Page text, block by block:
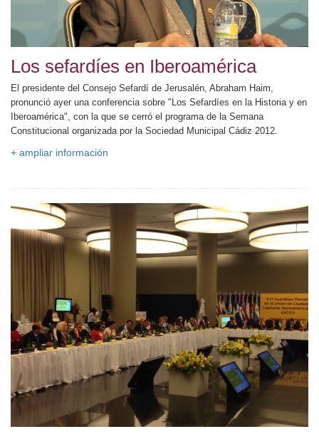
Los sefardíes en Iberoamérica
El presidente del Consejo Sefardí de Jerusalén, Abraham Haim,
pronunció ayer una conferencia sobre "Los Sefardíes en la Historia y en
Iberoamérica", con la que se cerró el programa de la Semana
Constitucional organizada por la Sociedad Municipal Cádiz 2012.
+ ampliar información